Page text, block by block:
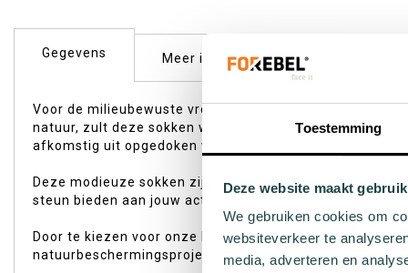
Toestemming
Deze website maakt
We gebruiken cookies om
websiteverkeer te
media, adverteren en
van
afbeeldingen-
Gegevens
Voor de milieubewuste vrouw die graag een stijlvolle
natuur, zult deze sokken waarderen om hun unieke
afkomstig uit opgedoken visnetten – bieden ze niet
Deze modieuze sokken zijn ideaal voor dagelijks
steun bieden aan jouw actieve levensstijl. De levendige
Door te kiezen voor onze Roze WWF Orca sokken
natuurbeschermingsprojecten. Elke aankoop levert niet
Meer informatie